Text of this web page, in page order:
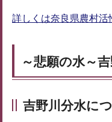
詳しくは奈良県農村活
～悲願の水～
吉野川分水に